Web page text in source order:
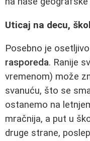
Uticaj na decu,
Posebno je
rasporeda. Ranije
vremenom) može
svanuću, što se
ostanemo na
mračnija, a put u
druge strane,